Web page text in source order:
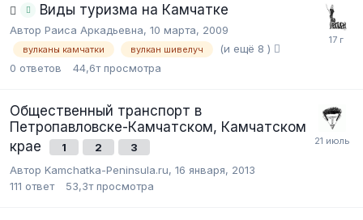
Виды туризма на Камчатке
Автор Раиса Аркадьевна, 10 марта, 2009
вулканы камчатки вулкан шивелуч
(и ещё 8 )
0 ответов 44,6т просмотра
Общественный транспорт в
Петропавловске-Камчатском, Камчатском
крае
1 2
3
Автор Kamchatka-Peninsula.ru, 16 января, 2013
111 ответ 53,3т просмотра